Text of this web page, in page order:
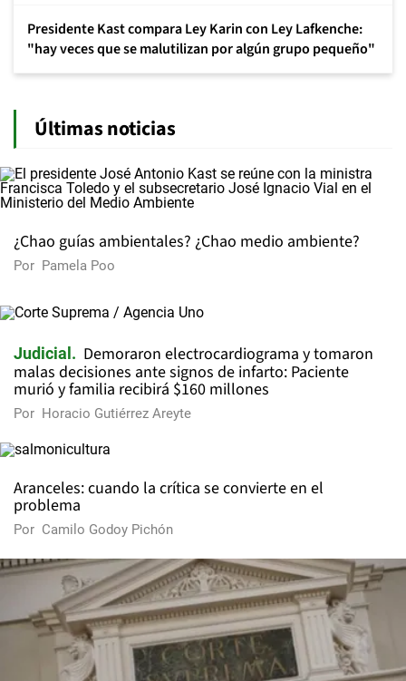
Presidente Kast compara Ley Karin con Ley Lafkenche:
"hay veces que se malutilizan por algún grupo pequeño"
Últimas noticias
¿Chao guías ambientales? ¿Chao medio ambiente?
Por Pamela Poo
Judicial
Demoraron electrocardiograma y tomaron
malas decisiones ante signos de infarto: Paciente
murió y familia recibirá $160 millones
Por Horacio Gutiérrez Areyte
Aranceles: cuando la crítica se convierte en el
problema
Por Camilo Godoy Pichón